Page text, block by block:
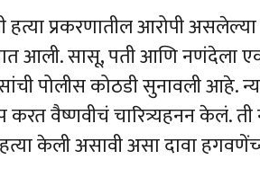
प्रकरणातील आरोपी
आली. सासू, पती आणि नणंदेला
पोलीस कोठडी सुनावली आहे.
वैष्णवीचं चारित्र्यहनन केलं. ती
केली असावी असा दावा